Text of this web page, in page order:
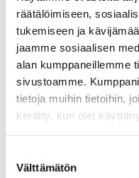
räätälöimiseen,
tukemiseen ja
jaamme sosiaalisen
alan kumppaneillemme
sivustoamme.
tietoja muihin tietoihin,
kerätty, kun olet
valinta
Välttämätön
Ajankohtaista Kaupan
Medialle
Seuraa toimintaamme